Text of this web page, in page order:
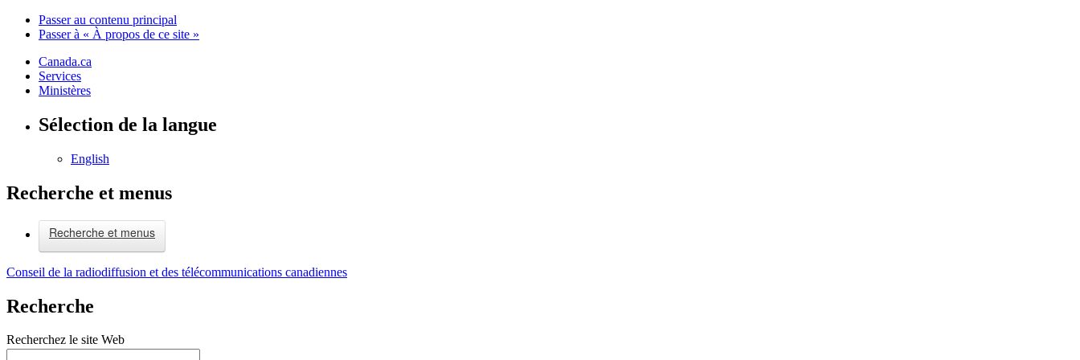
Passer au contenu principal
Passer à « À propos de ce site »
Canada.ca
Services
Ministères
Sélection de la langue
English
Recherche et menus
Recherche et menus
Conseil de la radiodiffusion et des télécommunications canadiennes
Recherche
Recherchez le site Web